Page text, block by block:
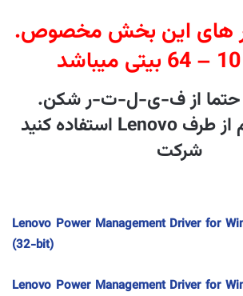
.تمامی درایور های این بخش مخصوص
.برای دانلود حتما از ف-ی-ل-ت-ر شکن
استفاده کنید Lenovo به علت تحریم از طرف
شرکت
Lenovo Power Management Driver for
(32-bit)
Lenovo Power Management Driver for